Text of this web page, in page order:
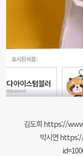
김도희 https://
박시연